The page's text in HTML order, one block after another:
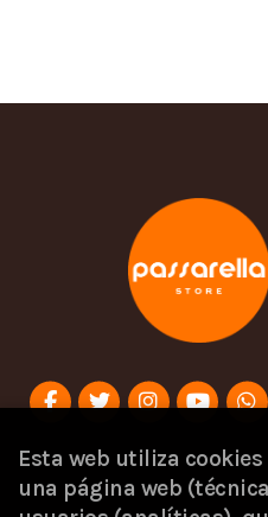
Esta web utiliza
una página web